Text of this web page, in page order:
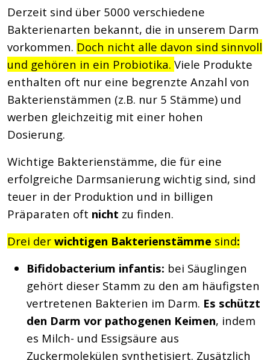
Derzeit sind über 5000 verschiedene
Bakterienarten bekannt, die in unserem Darm
vorkommen. Doch nicht alle davon sind sinnvoll
und gehören in ein Probiotika. Viele Produkte
enthalten oft nur eine begrenzte Anzahl von
Bakterienstämmen (z.B. nur 5 Stämme) und
werben gleichzeitig mit einer hohen
Dosierung.
Wichtige Bakterienstämme, die für eine
erfolgreiche Darmsanierung wichtig sind, sind
teuer in der Produktion und in billigen
Präparaten oft nicht zu finden.
Drei der wichtigen Bakterienstämme sind:
Bifidobacterium infantis: bei Säuglingen
gehört dieser Stamm zu den am häufigsten
vertretenen Bakterien im Darm. Es schützt
den Darm vor pathogenen Keimen, indem
es Milch- und Essigsäure aus
Zuckermolekülen synthetisiert. Zusätzlich